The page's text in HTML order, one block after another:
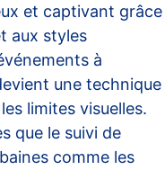
et captivant grâce
aux styles
à
une technique
limites visuelles.
que le suivi de
comme les